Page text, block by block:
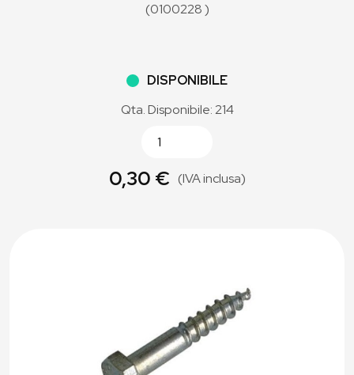
(0100228 )
DISPONIBILE
Qta. Disponibile: 214
0,30 € (IVA inclusa)